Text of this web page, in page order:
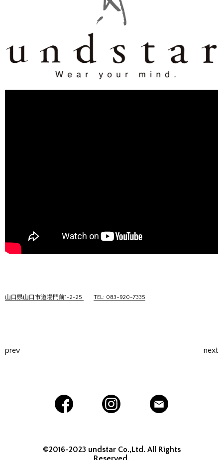
山口県山口市道場門前1-2-25 TEL: 083-920-7335
prev next
©2016-2023 undstar Co.,Ltd. All Rights